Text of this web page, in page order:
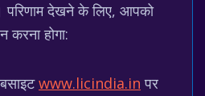
देखने के लिए, आपको
करना होगा:
www.licindia.in पर